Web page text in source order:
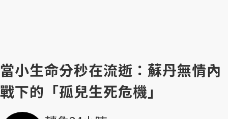
當小生命分秒在流逝：蘇丹無情內
戰下的「孤兒生死危機」